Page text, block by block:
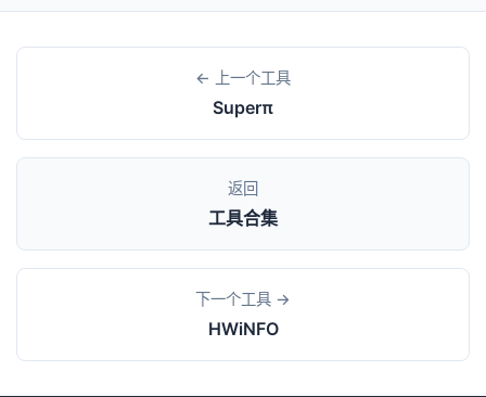
← 上一个工具
Superπ
返回
工具合集
下一个工具 →
HWiNFO